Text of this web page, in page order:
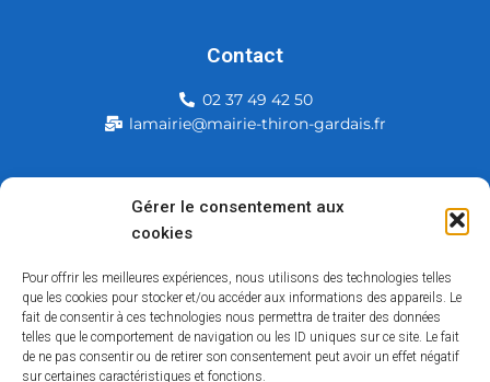
Gérer le consentement aux
cookies
Pour offrir les meilleures expériences, nous utilisons des technologies telles
que les cookies pour stocker et/ou accéder aux informations des appareils. Le
fait de consentir à ces technologies nous permettra de traiter des données
telles que le comportement de navigation ou les ID uniques sur ce site. Le fait
de ne pas consentir ou de retirer son consentement peut avoir un effet négatif
sur certaines caractéristiques et fonctions.
Mairie de Thiron-Gardais
28480 Thiron-Gardais
Contact
02 37 49 42 50
lamairie@mairie-thiron-gardais.fr